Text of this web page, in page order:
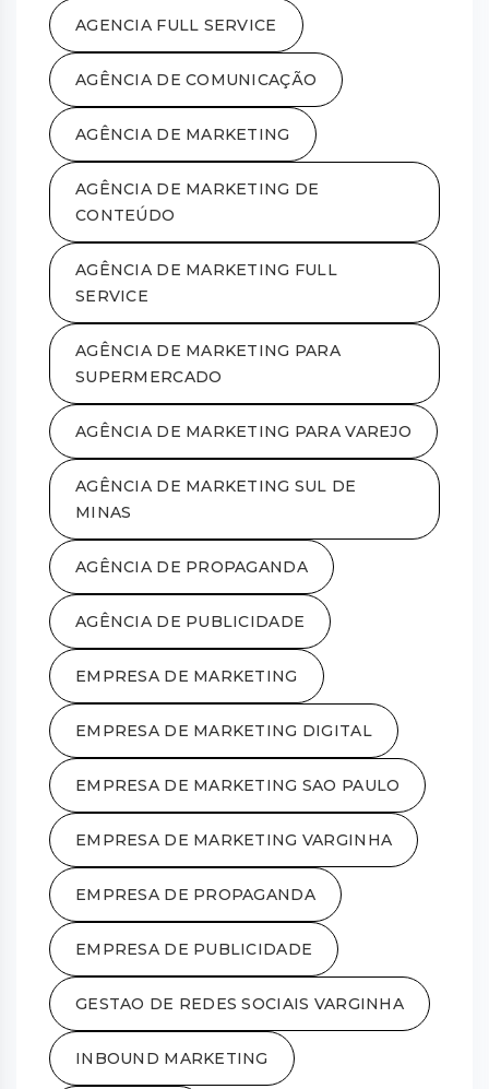
AGENCIA FULL SERVICE
AGÊNCIA DE COMUNICAÇÃO
AGÊNCIA DE MARKETING
AGÊNCIA DE MARKETING DE
CONTEÚDO
AGÊNCIA DE MARKETING FULL
SERVICE
AGÊNCIA DE MARKETING PARA
SUPERMERCADO
AGÊNCIA DE MARKETING PARA VAREJO
AGÊNCIA DE MARKETING SUL DE
MINAS
AGÊNCIA DE PROPAGANDA
AGÊNCIA DE PUBLICIDADE
EMPRESA DE MARKETING
EMPRESA DE MARKETING DIGITAL
EMPRESA DE MARKETING SAO PAULO
EMPRESA DE MARKETING VARGINHA
EMPRESA DE PROPAGANDA
EMPRESA DE PUBLICIDADE
GESTAO DE REDES SOCIAIS VARGINHA
INBOUND MARKETING